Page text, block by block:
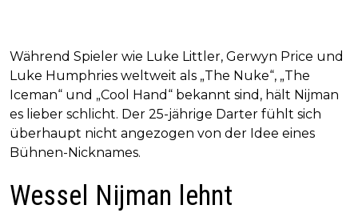
Während Spieler wie Luke Littler, Gerwyn Price und
Luke Humphries weltweit als „The Nuke“, „The
Iceman“ und „Cool Hand“ bekannt sind, hält Nijman
es lieber schlicht. Der 25-jährige Darter fühlt sich
überhaupt nicht angezogen von der Idee eines
Bühnen-Nicknames.
Wessel Nijman lehnt